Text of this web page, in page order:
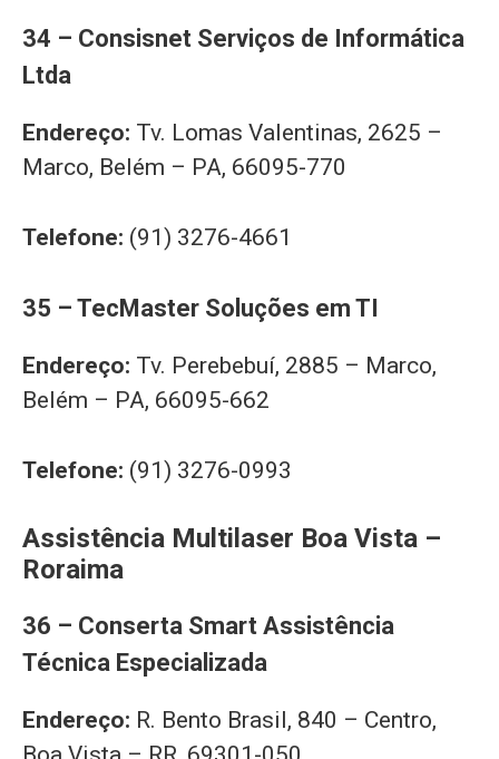
34 – Consisnet Serviços de Informática
Ltda
Endereço: Tv. Lomas Valentinas, 2625 –
Marco, Belém – PA, 66095-770
Telefone: (91) 3276-4661
35 – TecMaster Soluções em TI
Endereço: Tv. Perebebuí, 2885 – Marco,
Belém – PA, 66095-662
Telefone: (91) 3276-0993
Assistência Multilaser Boa Vista –
Roraima
36 – Conserta Smart Assistência
Técnica Especializada
Endereço: R. Bento Brasil, 840 – Centro,